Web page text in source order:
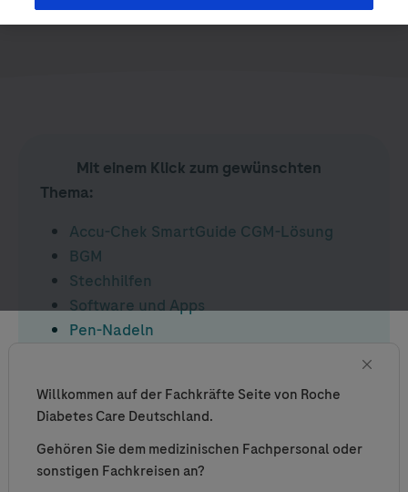
Mit einem Klick zum gewünschten
Thema:
Accu-Chek SmartGuide CGM-Lösung
BGM
Stechhilfen
Software und Apps
Pen-Nadeln
Logos
Kontakt
Willkommen auf der Fachkräfte Seite von Roche
Diabetes Care Deutschland.
Gehören Sie dem medizinischen Fachpersonal oder
sonstigen Fachkreisen an?